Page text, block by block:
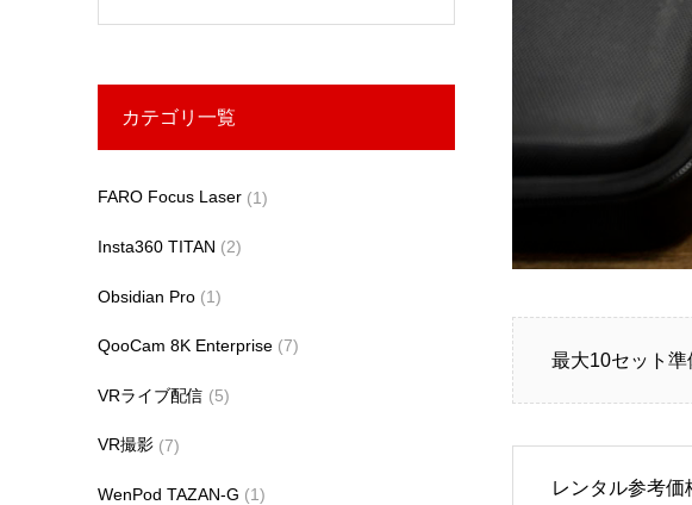
最大10セット
レンタル参考価
カテゴリ一覧
FARO Focus Laser (1)
Insta360 TITAN (2)
Obsidian Pro (1)
QooCam 8K Enterprise (7)
VRライブ配信 (5)
VR撮影 (7)
WenPod TAZAN-G (1)